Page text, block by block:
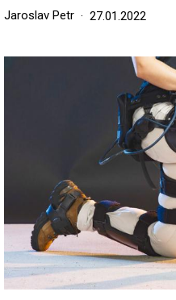
Jaroslav Petr 27.01.2022